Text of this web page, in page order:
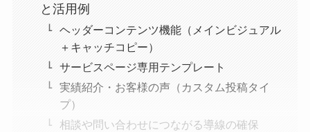
と活用例
ヘッダーコンテンツ機能（メインビジュアル
＋キャッチコピー）
サービスページ専用テンプレート
実績紹介・お客様の声（カスタム投稿タイ
プ）
相談や問い合わせにつながる導線の確保